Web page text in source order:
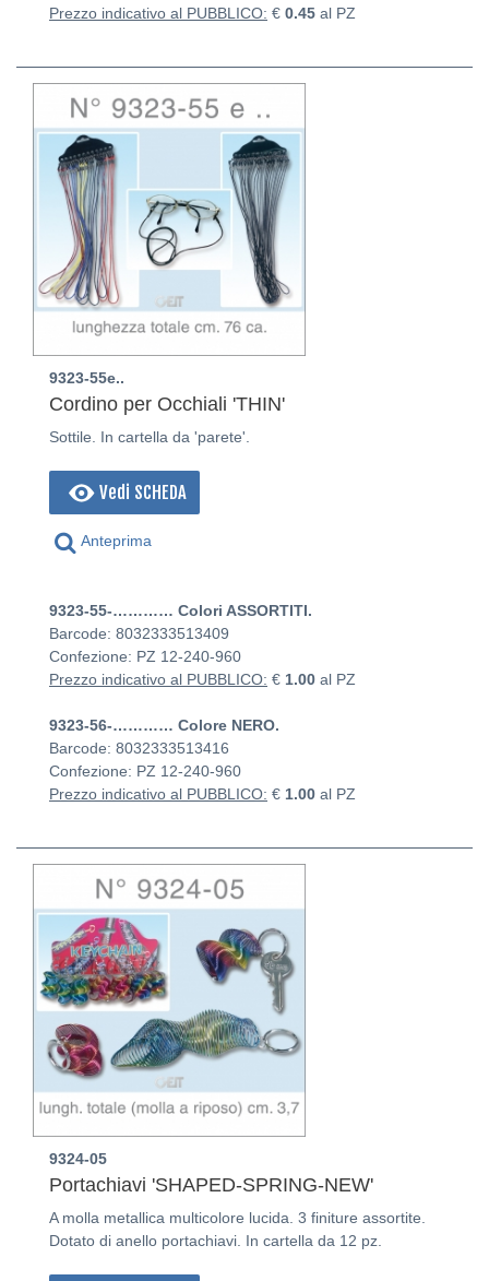
Prezzo indicativo al PUBBLICO: € 0.45 al PZ
9323-55e..
Cordino per Occhiali 'THIN'
Sottile. In cartella da 'parete'.
Vedi SCHEDA
Anteprima
9323-55-………… Colori ASSORTITI.
Barcode: 8032333513409
Confezione: PZ 12-240-960
Prezzo indicativo al PUBBLICO: € 1.00 al PZ
9323-56-………… Colore NERO.
Barcode: 8032333513416
Confezione: PZ 12-240-960
Prezzo indicativo al PUBBLICO: € 1.00 al PZ
9324-05
Portachiavi 'SHAPED-SPRING-NEW'
A molla metallica multicolore lucida. 3 finiture assortite.
Dotato di anello portachiavi. In cartella da 12 pz.